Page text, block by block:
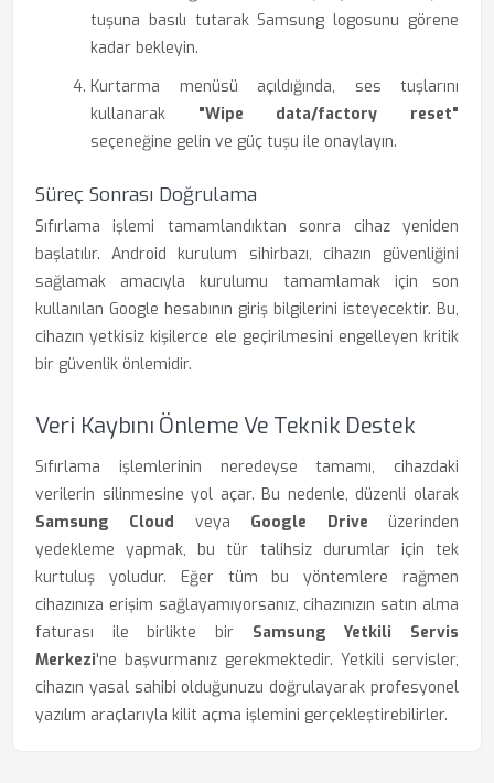
tuşuna basılı tutarak Samsung logosunu görene
kadar bekleyin.
Kurtarma menüsü açıldığında, ses tuşlarını
kullanarak "Wipe data/factory reset"
seçeneğine gelin ve güç tuşu ile onaylayın.
Süreç Sonrası Doğrulama
Sıfırlama işlemi tamamlandıktan sonra cihaz yeniden
başlatılır. Android kurulum sihirbazı, cihazın güvenliğini
sağlamak amacıyla kurulumu tamamlamak için son
kullanılan Google hesabının giriş bilgilerini isteyecektir. Bu,
cihazın yetkisiz kişilerce ele geçirilmesini engelleyen kritik
bir güvenlik önlemidir.
Veri Kaybını Önleme Ve Teknik Destek
Sıfırlama işlemlerinin neredeyse tamamı, cihazdaki
verilerin silinmesine yol açar. Bu nedenle, düzenli olarak
Samsung Cloud veya Google Drive üzerinden
yedekleme yapmak, bu tür talihsiz durumlar için tek
kurtuluş yoludur. Eğer tüm bu yöntemlere rağmen
cihazınıza erişim sağlayamıyorsanız, cihazınızın satın alma
faturası ile birlikte bir Samsung Yetkili Servis
Merkezi'ne başvurmanız gerekmektedir. Yetkili servisler,
cihazın yasal sahibi olduğunuzu doğrulayarak profesyonel
yazılım araçlarıyla kilit açma işlemini gerçekleştirebilirler.